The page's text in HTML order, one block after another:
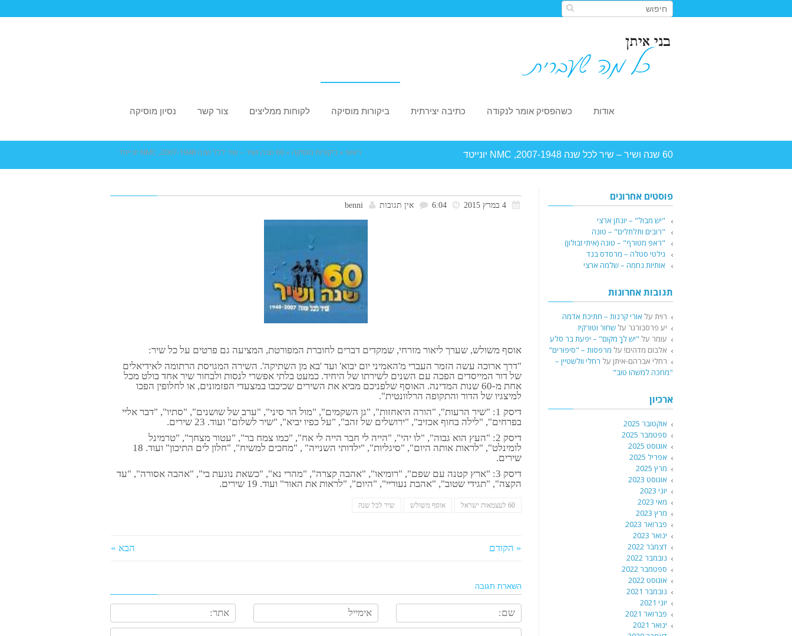
אודות כשהפסיק אומר לנקודה כתיבה יצירתית ביקורות מוסיקה לקוחות ממליצים צור קשר נסיון מוסיקה
60 שנה ושיר – שיר לכל שנה 2007-1948, NMC יונייטד ראשי » ביקורות מוסיקה » 60 שנה ושיר – שיר לכל שנה 2007-1948, NMC יונייטד
4 במרץ 2015 6:04 אין תגובות benni
אוסף משולש, שערך ליאור מזרחי, שמקדים דברים לחוברת המפורטת, המציעה גם פרטים על כל שיר:
"דרך ארוכה עשה הזמר העברי מ'האמיני יום יבוא' ועד 'בא מן השתיקה'. השירה המגויסת הרתומה לאידיאלים
של דור המייסדים הפכה עם השנים לשירתו של היחיד. כמעט בלתי אפשרי לנסות ולבחור שיר אחד בולט מכל
אחת מ-60 שנות המדינה. האוסף שלפניכם מביא את השירים שכיכבו במצעדי הפזמונים, או לחלופין הפכו
למיצגיו של הדור והתקופה הרלוונטית".
דיסק 1: "שיר הרעות", "הורה היאחזות", "גן השקמים", "מול הר סיני", "ערב של שושנים", "סתיו", "דבר אליי
בפרחים", "לילה בחוף אכזיב", "ירושלים של זהב", "על כפיו יביא", "שיר לשלום" ועוד. 23 שירים.
דיסק 2: "העץ הוא גבוה", "לו יהי", "הייה לי חבר הייה לי אח", "כמו צמח בר", "עטור מצחך", "טרמינל
לומינלט", "לראות אותה היום", "סיגליות", "ילדותי השנייה" , "מחכים למשיח", "חלון לים התיכון" ועוד. 18
שירים.
דיסק 3: "ארץ קטנה עם שפם", "רומיאו", "אהבה קצרה", "מהרי נא", "כשאת נוגעת בי", "אהבה אסורה", "עד
הקצה", "תגידי שטוב", "אהבת נעוריי", "היום", "לראות את האור" ועוד. 19 שירים.
60 לעצמאות ישראל אוסף משולש שיר לכל שנה
« הקודם הבא »
השארת תגובה
פוסטים אחרונים
"יש מבול" – יונתן ארצי
"רובים ותלתלים" – טונה
"ראפ מטורף" – טונה (איתי זבולון)
גילטי סטלה – מרסדס בנד
אותיות נחמה – שלמה ארצי
תגובות אחרונות
רוית על אורי קרנות – חתיכת אדמה
יע פרסבורגר על שחור וטורקיז
עומר על "יש לךָ מקום" – יפעת בר סלע
אלבום מדהים! על מרפסות – "סיפורים"
רחלי אברהם-איתן על רחלי וולשטיין –
"מחכה למשהו טוב"
ארכיון
אוקטובר 2025
ספטמבר 2025
אוגוסט 2025
אפריל 2025
מרץ 2025
אוגוסט 2023
יוני 2023
מאי 2023
מרץ 2023
פברואר 2023
ינואר 2023
דצמבר 2022
נובמבר 2022
ספטמבר 2022
אוגוסט 2022
נובמבר 2021
יוני 2021
פברואר 2021
ינואר 2021